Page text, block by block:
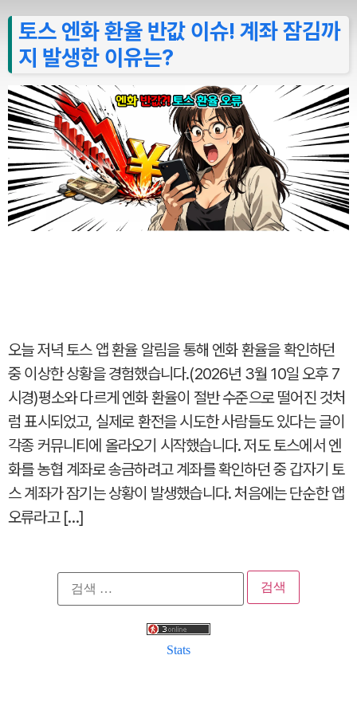
토스 엔화 환율 반값 이슈! 계좌 잠김까
지 발생한 이유는?
오늘 저녁 토스 앱 환율 알림을 통해 엔화 환율을 확인하던
중 이상한 상황을 경험했습니다.(2026년 3월 10일 오후 7
시경)평소와 다르게 엔화 환율이 절반 수준으로 떨어진 것처
럼 표시되었고, 실제로 환전을 시도한 사람들도 있다는 글이
각종 커뮤니티에 올라오기 시작했습니다. 저도 토스에서 엔
화를 농협 계좌로 송금하려고 계좌를 확인하던 중 갑자기 토
스 계좌가 잠기는 상황이 발생했습니다. 처음에는 단순한 앱
오류라고 […]
검
색:
Stats